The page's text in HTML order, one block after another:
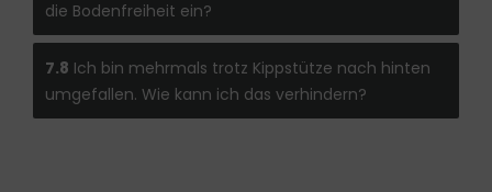
die Bodenfreiheit ein?
7.8 Ich bin mehrmals trotz Kippstütze nach hinten
umgefallen. Wie kann ich das verhindern?